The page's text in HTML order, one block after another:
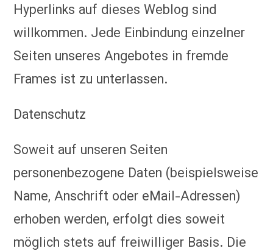
Hyperlinks auf dieses Weblog sind
willkommen. Jede Einbindung einzelner
Seiten unseres Angebotes in fremde
Frames ist zu unterlassen.
Datenschutz
Soweit auf unseren Seiten
personenbezogene Daten (beispielsweise
Name, Anschrift oder eMail-Adressen)
erhoben werden, erfolgt dies soweit
möglich stets auf freiwilliger Basis. Die